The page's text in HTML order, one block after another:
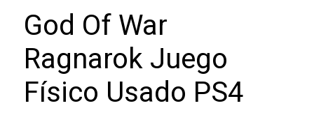
God Of War
Ragnarok Juego
Físico Usado PS4